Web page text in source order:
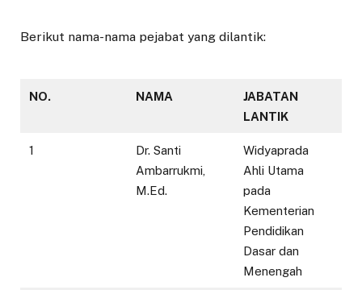
Berikut nama-nama pejabat yang dilantik:
NO. NAMA
JABATAN
LANTIK
1
Dr. Santi
Ambarrukmi,
M.Ed.
Widyaprada
Ahli Utama
pada
Kementerian
Pendidikan
Dasar dan
Menengah